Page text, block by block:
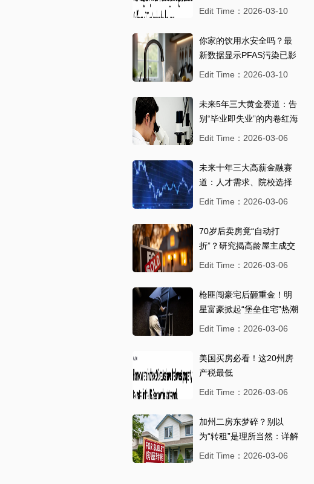
华人车主别踩坑
Edit Time：2026-03-10
你家的饮用水安全吗？最
新数据显示PFAS污染已影
响1.5亿美国人
Edit Time：2026-03-10
未来5年三大黄金赛道：告
别“毕业即失业”的内卷红海
Edit Time：2026-03-06
未来十年三大高薪金融赛
道：人才需求、院校选择
与职业路径全解析
Edit Time：2026-03-06
70岁后卖房竟“自动打
折”？研究揭高龄屋主成交
价下滑真相，最高少卖5%
Edit Time：2026-03-06
枪匪闯豪宅后砸重金！明
星富豪掀起“堡垒住宅”热潮
Edit Time：2026-03-06
美国买房必看！这20州房
产税最低
Edit Time：2026-03-06
加州二房东梦碎？别以
为“转租”是理所当然：详解
加州租赁法中的身份转换
Edit Time：2026-03-06